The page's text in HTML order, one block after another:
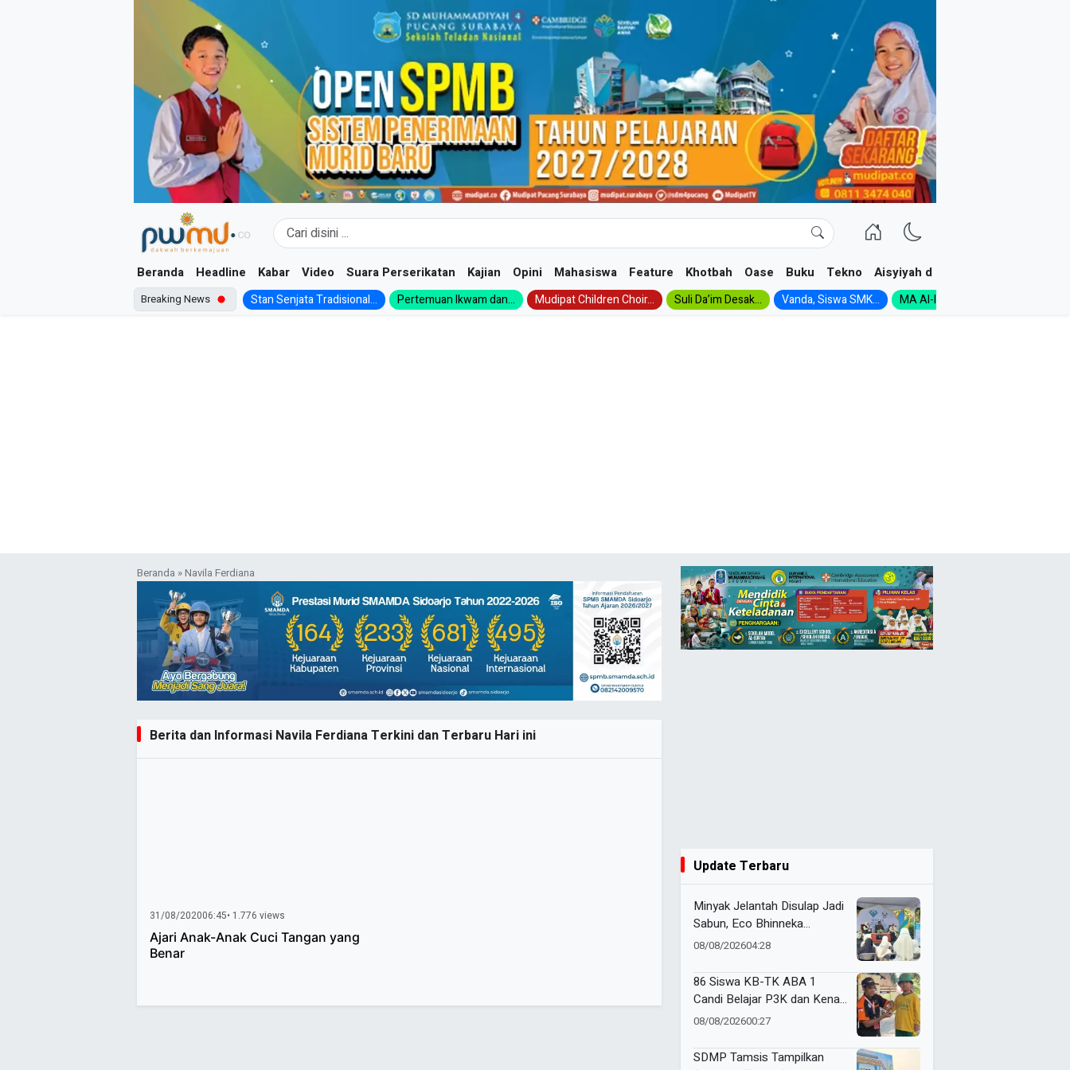
Beranda Headline Kabar Video Suara Perserikatan Kajian Opini Mahasiswa Feature Khotbah Oase Buku Tekno Aisyiyah dan NA
Breaking News Stan Senjata Tradisional... Pertemuan Ikwam dan... Mudipat Children Choir... Suli Da’im Desak... Vanda, Siswa SMK... MA Al-Ishlah Gelar...
Beranda »Navila Ferdiana
Berita dan Informasi Navila Ferdiana Terkini dan Terbaru Hari ini
31/08/202006:45• 1.776 views
Ajari Anak-Anak Cuci Tangan yang
Benar
Update Terbaru
Minyak Jelantah Disulap Jadi
Sabun, Eco Bhinneka
Muhammadiyah Inspirasi
08/08/202604:28
86 Siswa KB-TK ABA 1
Candi Belajar P3K dan Kenali
Ambulans Lewat Ambulance
08/08/202600:27
SDMP Tamsis Tampilkan